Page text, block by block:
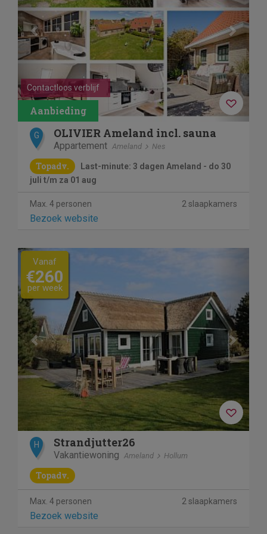
Contactloos verblijf
G OLIVIER Ameland incl. sauna
Appartement Ameland Nes
Topadv.
Last-minute: 3 dagen Ameland - do 30
juli t/m za 01 aug
Max. 4 personen 2 slaapkamers
Bezoek website
Previous
Vanaf
€260
per week
H Strandjutter26
Vakantiewoning Ameland Hollum
Topadv.
Max. 4 personen 2 slaapkamers
Bezoek website